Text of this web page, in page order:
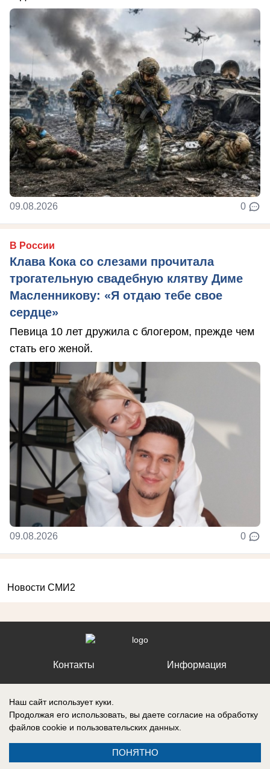
09.08.2026 0
В России
Клава Кока со слезами прочитала
трогательную свадебную клятву Диме
Масленникову: «Я отдаю тебе свое
сердце»
Певица 10 лет дружила с блогером, прежде чем
стать его женой.
09.08.2026 0
Новости СМИ2
Контакты Информация
Регистрационный номер №: ЭЛ № ФС 77 – 87210, выдано
технологий и массовых коммуникаций (Роскомнадзор) 27 апреля 2024
г.
Наш сайт использует куки.
Продолжая его использовать, вы даете согласие на обработку
файлов cookie и пользовательских данных.
ПОНЯТНО